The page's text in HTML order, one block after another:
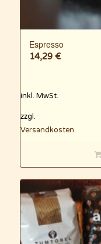
Espresso
14,29 €
inkl. MwSt.
zzgl.
Versandkosten